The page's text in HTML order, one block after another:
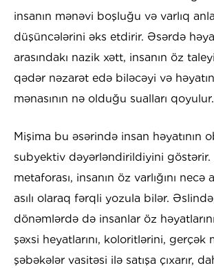
insanın mənəvi boşluğu və varlıq
düşüncələrini əks etdirir. Əsərdə
arasındakı nazik xətt, insanın öz
qədər nəzarət edə biləcəyi və
mənasının nə olduğu sualları qoyulur.
Mişima bu əsərində insan həyatının
subyektiv dəyərləndirildiyini göstərir.
metaforası, insanın öz varlığını necə
asılı olaraq fərqli yozula bilər.
dönəmlərdə də insanlar öz
şəxsi heyatlarını, koloritlərini, gerçək
şəbəkələr vasitəsi ilə satışa çıxarır,